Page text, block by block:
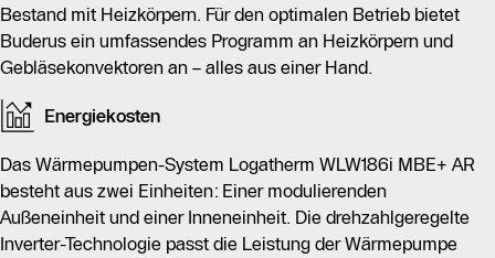
Die Bedienung erfolgt über die Systembedieneinheit
Logamatic BC400, unterstützt durch die App
MyBuderus und das Webportal Buderus ConnectPRO.
Umweltschonend wird die Wärmepumpe mit dem
natürlichen Kältemittel R290 betrieben, das ein sehr
niedriges Treibhauspotenzial aufweist.
Bestand mit Heizkörpern. Für den optimalen Betrieb bietet
Buderus ein umfassendes Programm an Heizkörpern und
Gebläsekonvektoren an – alles aus einer Hand.
Energiekosten
Das Wärmepumpen-System Logatherm WLW186i MBE+ AR
besteht aus zwei Einheiten: Einer modulierenden
Außeneinheit und einer Inneneinheit. Die drehzahlgeregelte
Inverter-Technologie passt die Leistung der Wärmepumpe